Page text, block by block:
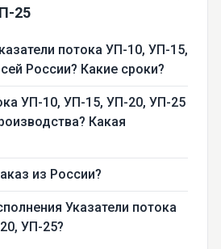
25
потока УП-10, УП-15,
России? Какие сроки?
УП-10, УП-15, УП-20, УП-25
Какая
из России?
Указатели потока
УП-25?